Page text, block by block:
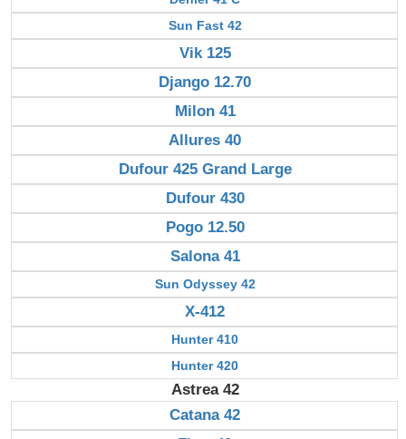
Sun Fast 42
Vik 125
Django 12.70
Milon 41
Allures 40
Dufour 425 Grand Large
Dufour 430
Pogo 12.50
Salona 41
Sun Odyssey 42
X-412
Hunter 410
Hunter 420
Astrea 42
Catana 42